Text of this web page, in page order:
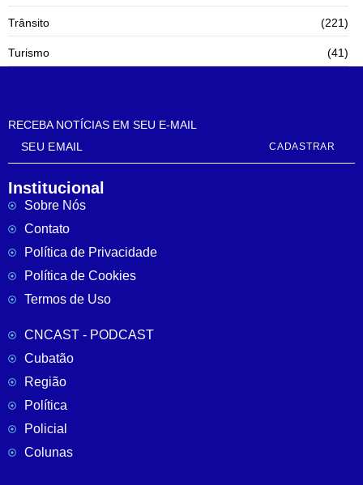
Trânsito (221)
Turismo (41)
RECEBA NOTÍCIAS EM SEU E-MAIL
CADASTRAR
Institucional
Sobre Nós
Contato
Política de Privacidade
Política de Cookies
Termos de Uso
CNCAST - PODCAST
Cubatão
Região
Política
Policial
Colunas